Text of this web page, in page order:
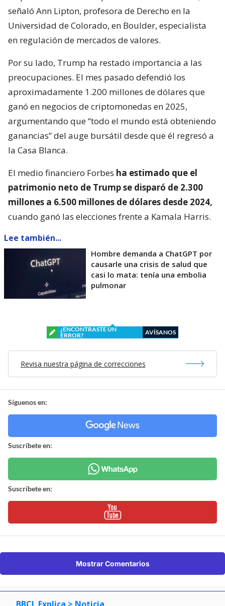
señaló Ann Lipton, profesora de Derecho en la
Universidad de Colorado, en Boulder, especialista
en regulación de mercados de valores.
Por su lado, Trump ha restado importancia a las
preocupaciones. El mes pasado defendió los
aproximadamente 1.200 millones de dólares que
ganó en negocios de criptomonedas en 2025,
argumentando que “todo el mundo está obteniendo
ganancias” del auge bursátil desde que él regresó a
la Casa Blanca.
El medio financiero Forbes ha estimado que el
patrimonio neto de Trump se disparó de 2.300
millones a 6.500 millones de dólares desde 2024,
cuando ganó las elecciones frente a Kamala Harris.
Lee también...
Hombre demanda a ChatGPT por
causarle una crisis de salud que
casi lo mata: tenía una embolia
pulmonar
¿ENCONTRASTE UN
ERROR?
AVÍSANOS
Revisa nuestra página de correcciones
Síguenos en:
Suscríbete en:
Suscríbete en:
Mostrar Comentarios